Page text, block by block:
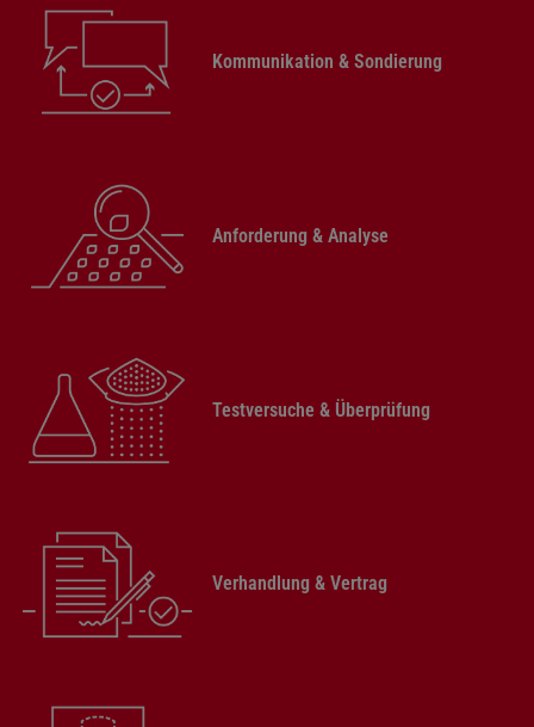
Kommunikation & Sondierung
Anforderung & Analyse
Testversuche & Überprüfung
Verhandlung & Vertrag